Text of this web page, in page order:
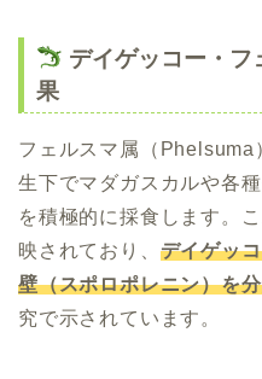
デイゲッコー・フ
果
フェルスマ属（Phelsuma
生下でマダガスカルや各
を積極的に採食します。
映されており、 デイゲッ
壁（スポロポレニン）を
究で示されています。